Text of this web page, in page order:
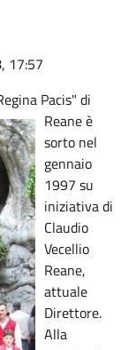
17:57
Pacis" di
Reane è
sorto nel
gennaio
1997 su
iniziativa di
Claudio
Vecellio
Reane,
attuale
Direttore.
Alla